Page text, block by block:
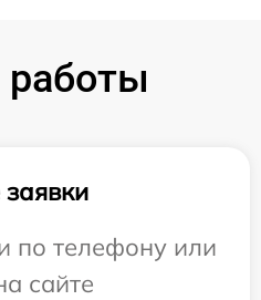
по телефону или
сайте